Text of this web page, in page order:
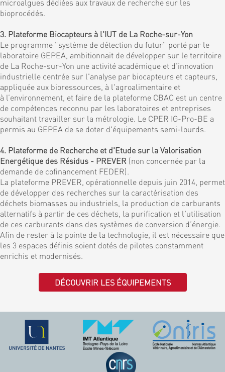
microalgues dédiées aux travaux de recherche sur les
bioprocédés.
3. Plateforme Biocapteurs à l'IUT de La Roche-sur-Yon
Le programme "système de détection du futur" porté par le
laboratoire GEPEA, ambitionnait de développer sur le territoire
de La Roche-sur-Yon une activité académique et d'innovation
industrielle centrée sur l'analyse par biocapteurs et capteurs,
appliquée aux bioressources, à l'agroalimentaire et
à l’environnement, et faire de la plateforme CBAC est un centre
de compétences reconnu par les laboratoires et entreprises
souhaitant travailler sur la métrologie. Le CPER IG-Pro-BE a
permis au GEPEA de se doter d'équipements semi-lourds.
4. Plateforme de Recherche et d'Etude sur la Valorisation
Energétique des Résidus - PREVER (non concernée par la
demande de cofinancement FEDER).
La plateforme PREVER, opérationnelle depuis juin 2014, permet
de développer des recherches sur la caractérisation des
déchets biomasses ou industriels, la production de carburants
alternatifs à partir de ces déchets, la purification et l'utilisation
de ces carburants dans des systèmes de conversion d’énergie.
Afin de rester à la pointe de la technologie, il est nécessaire que
les 3 espaces définis soient dotés de pilotes constamment
enrichis et modernisés.
DÉCOUVRIR LES ÉQUIPEMENTS